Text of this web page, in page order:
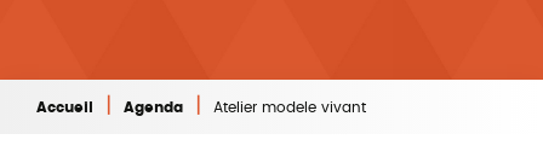
Accueil Agenda Atelier modele vivant